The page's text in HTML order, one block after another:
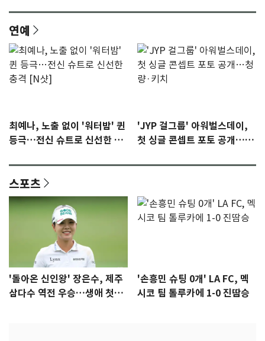
연예
최예나, 노출 없이 '워터밤' 퀸
등극…전신 슈트로 신선한 충
'JYP 걸그룹' 아워벌스데이,
첫 싱글 콘셉트 포토 공개…청
스포츠
'돌아온 신인왕' 장은수, 제주
삼다수 역전 우승…생애 첫승
'손흥민 슈팅 0개' LA FC, 멕
시코 팀 톨루카에 1-0 진땀승